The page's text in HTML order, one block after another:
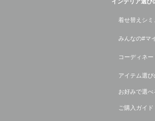
着せ替えシ
みんなの#マ
コーディネ
アイテム選び
お好みで選
ご購入ガイド